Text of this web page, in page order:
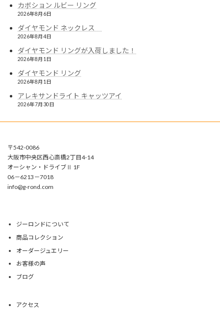
カボション ルビー リング
2026年8月6日
ダイヤモンド ネックレス
2026年8月4日
ダイヤモンド リングが入荷しました！
2026年8月1日
ダイヤモンド リング
2026年8月1日
アレキサンドライト キャッツアイ
2026年7月30日
〒542-0086
大阪市中央区西心斎橋2丁目4-14
オーシャン・ドライブⅡ 1F
06－6213－7018
info@g-rond.com
ジーロンドについて
商品コレクション
オーダージュエリー
お客様の声
ブログ
アクセス